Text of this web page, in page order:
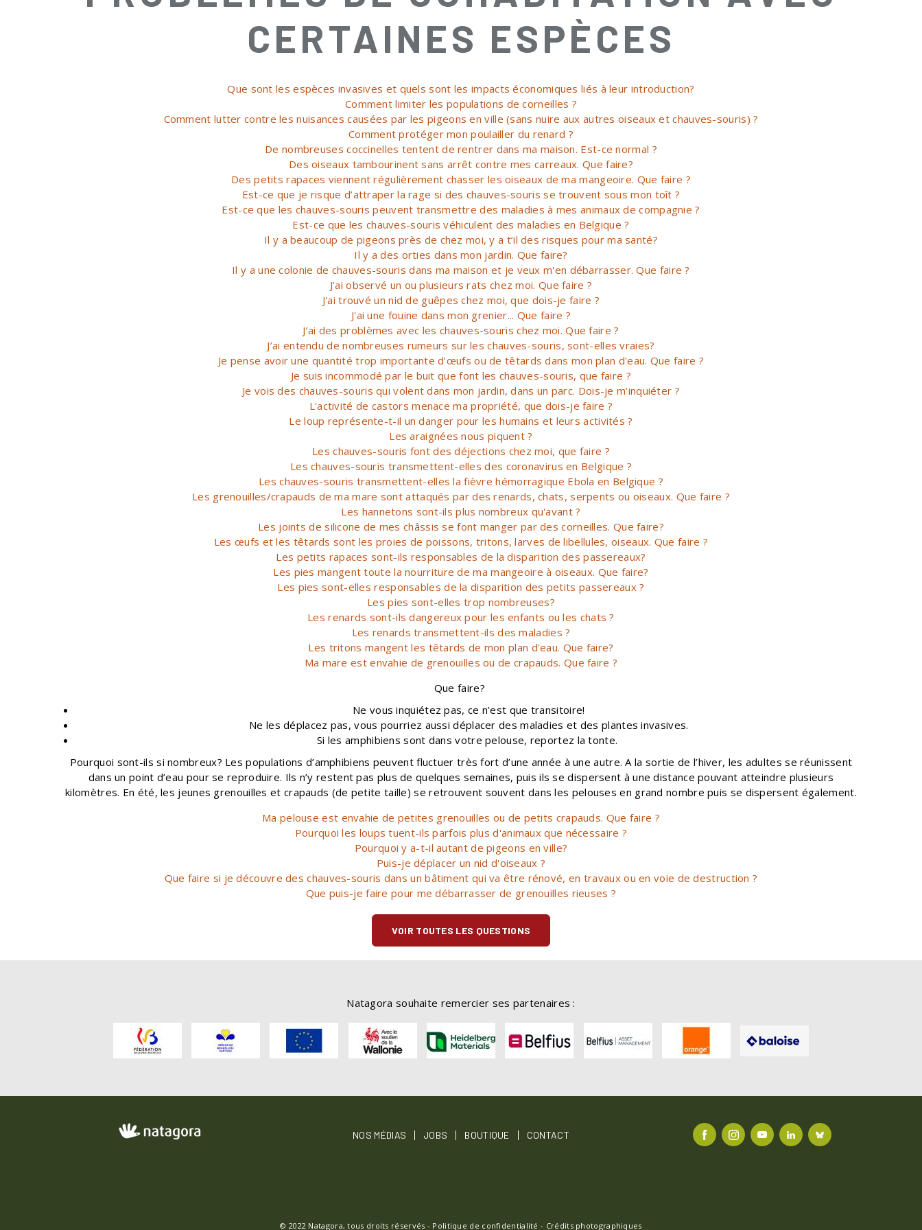
CERTAINES ESPÈCES
Que sont les espèces invasives et quels sont les impacts économiques liés à leur introduction?
Comment limiter les populations de corneilles ?
Comment lutter contre les nuisances causées par les pigeons en ville (sans nuire aux autres oiseaux et chauves-souris) ?
Comment protéger mon poulailler du renard ?
De nombreuses coccinelles tentent de rentrer dans ma maison. Est-ce normal ?
Des oiseaux tambourinent sans arrêt contre mes carreaux. Que faire?
Des petits rapaces viennent régulièrement chasser les oiseaux de ma mangeoire. Que faire ?
Est-ce que je risque d’attraper la rage si des chauves-souris se trouvent sous mon toît ?
Est-ce que les chauves-souris peuvent transmettre des maladies à mes animaux de compagnie ?
Est-ce que les chauves-souris véhiculent des maladies en Belgique ?
Il y a beaucoup de pigeons près de chez moi, y a t’il des risques pour ma santé?
Il y a des orties dans mon jardin. Que faire?
Il y a une colonie de chauves-souris dans ma maison et je veux m'en débarrasser. Que faire ?
J'ai observé un ou plusieurs rats chez moi. Que faire ?
J'ai trouvé un nid de guêpes chez moi, que dois-je faire ?
J'ai une fouine dans mon grenier... Que faire ?
J’ai des problèmes avec les chauves-souris chez moi. Que faire ?
J’ai entendu de nombreuses rumeurs sur les chauves-souris, sont-elles vraies?
Je pense avoir une quantité trop importante d’œufs ou de têtards dans mon plan d'eau. Que faire ?
Je suis incommodé par le buit que font les chauves-souris, que faire ?
Je vois des chauves-souris qui volent dans mon jardin, dans un parc. Dois-je m’inquiéter ?
L'activité de castors menace ma propriété, que dois-je faire ?
Le loup représente-t-il un danger pour les humains et leurs activités ?
Les araignées nous piquent ?
Les chauves-souris font des déjections chez moi, que faire ?
Les chauves-souris transmettent-elles des coronavirus en Belgique ?
Les chauves-souris transmettent-elles la fièvre hémorragique Ebola en Belgique ?
Les grenouilles/crapauds de ma mare sont attaqués par des renards, chats, serpents ou oiseaux. Que faire ?
Les hannetons sont-ils plus nombreux qu'avant ?
Les joints de silicone de mes châssis se font manger par des corneilles. Que faire?
Les œufs et les têtards sont les proies de poissons, tritons, larves de libellules, oiseaux. Que faire ?
Les petits rapaces sont-ils responsables de la disparition des passereaux?
Les pies mangent toute la nourriture de ma mangeoire à oiseaux. Que faire?
Les pies sont-elles responsables de la disparition des petits passereaux ?
Les pies sont-elles trop nombreuses?
Les renards sont-ils dangereux pour les enfants ou les chats ?
Les renards transmettent-ils des maladies ?
Les tritons mangent les têtards de mon plan d'eau. Que faire?
Ma mare est envahie de grenouilles ou de crapauds. Que faire ?
Que faire?
Ne vous inquiétez pas, ce n’est que transitoire!
Ne les déplacez pas, vous pourriez aussi déplacer des maladies et des plantes invasives.
Si les amphibiens sont dans votre pelouse, reportez la tonte.
Pourquoi sont-ils si nombreux? Les populations d’amphibiens peuvent fluctuer très fort d’une année à une autre. A la sortie de l’hiver, les adultes se réunissent
dans un point d’eau pour se reproduire. Ils n’y restent pas plus de quelques semaines, puis ils se dispersent à une distance pouvant atteindre plusieurs
kilomètres. En été, les jeunes grenouilles et crapauds (de petite taille) se retrouvent souvent dans les pelouses en grand nombre puis se dispersent également.
Ma pelouse est envahie de petites grenouilles ou de petits crapauds. Que faire ?
Pourquoi les loups tuent-ils parfois plus d'animaux que nécessaire ?
Pourquoi y a-t-il autant de pigeons en ville?
Puis-je déplacer un nid d'oiseaux ?
Que faire si je découvre des chauves-souris dans un bâtiment qui va être rénové, en travaux ou en voie de destruction ?
Que puis-je faire pour me débarrasser de grenouilles rieuses ?
VOIR TOUTES LES QUESTIONS
Natagora souhaite remercier ses partenaires :
NOS MÉDIAS JOBS BOUTIQUE CONTACT FACEBOOKINSTAGRAMYOUTUBELINKEDINBLUESKY
© 2022 Natagora, tous droits réservés - Politique de confidentialité - Crédits photographiques